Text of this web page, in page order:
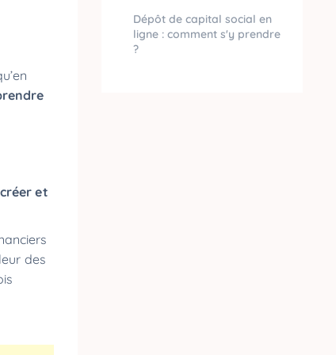
créer et
des
Dépôt de capital social en
ligne : comment s'y prendre
?